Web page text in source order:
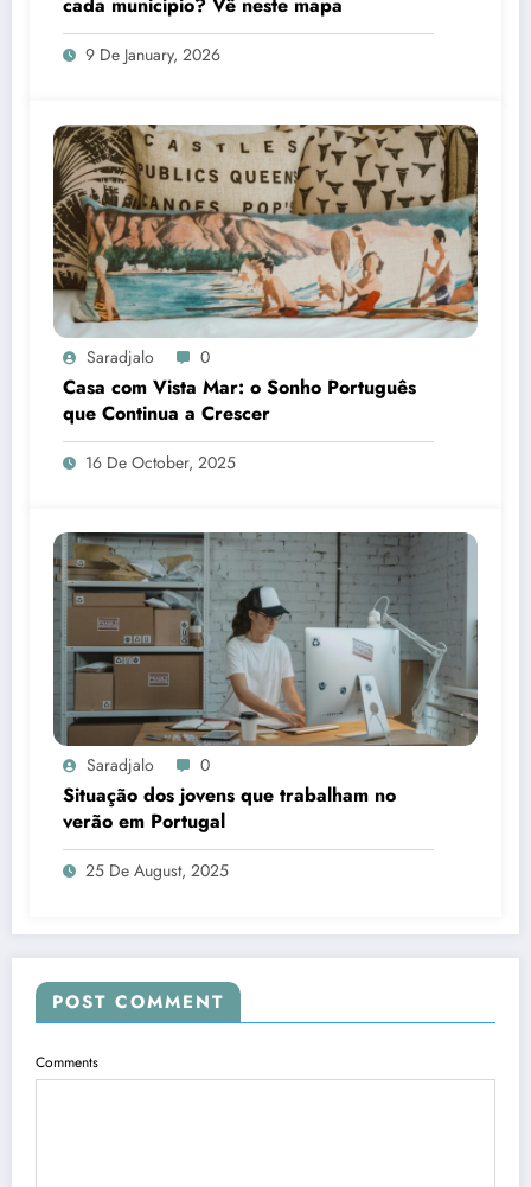
9 De January, 2026
Saradjalo 0
Casa com Vista Mar: o Sonho Português
que Continua a Crescer
16 De October, 2025
Saradjalo 0
Situação dos jovens que trabalham no
verão em Portugal
25 De August, 2025
POST COMMENT
Comments